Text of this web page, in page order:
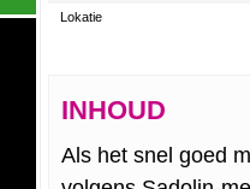
Lokatie
INHOUD
Als het snel goed